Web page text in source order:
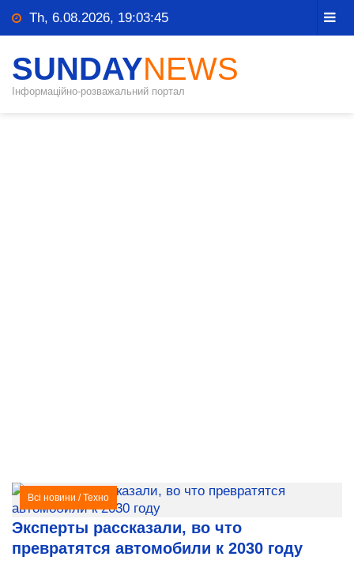
Th, 6.08.2026, 19:03:46
SUNDAYNEWS
Інформаційно-розважальний портал
Всі новини /Техно
Эксперты рассказали, во что
превратятся автомобили к 2030 году